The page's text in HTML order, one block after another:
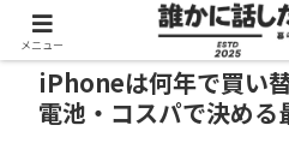
iPhoneは何年で買い
電池・コスパで決める
メニュー